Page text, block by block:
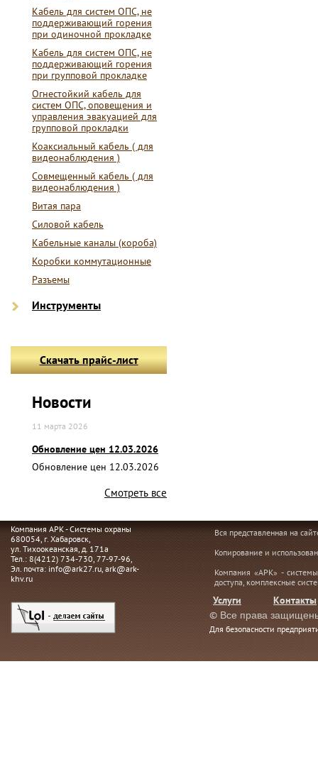
Кабель для систем ОПС, не
поддерживающий горения
при одиночной прокладке
Кабель для систем ОПС, не
поддерживающий горения
при групповой прокладке
Огнестойкий кабель для
систем ОПС, оповещения и
управления эвакуацией для
групповой прокладки
Коаксиальный кабель ( для
видеонаблюдения )
Совмещенный кабель ( для
видеонаблюдения )
Витая пара
Силовой кабель
Кабельные каналы (короба)
Коробки коммутационные
Разъемы
Инструменты
Скачать прайс-лист
Новости
11 марта 2026
Обновление цен 12.03.2026
Обновление цен 12.03.2026
Смотреть все
Компания АРК - Системы охраны
680054, г. Хабаровск,
ул. Тихоокеанская, д. 171а
Тел.: 8(4212) 734-730, 77-97-96,
Эл. почта: info@ark27.ru, ark@ark-
khv.ru
Вся представленная на
Копирование и
Компания «АРК» -
доступа, комплексные
Услуги
Контакты
© Все права
Для безопасности